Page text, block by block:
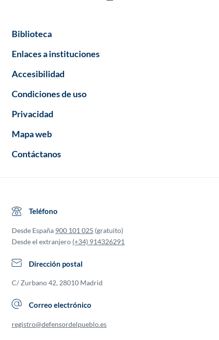
Biblioteca
Enlaces a instituciones
Accesibilidad
Condiciones de uso
Privacidad
Mapa web
Contáctanos
Teléfono
Desde España 900 101 025 (gratuito)
Desde el extranjero (+34) 914326291
Dirección postal
C/ Zurbano 42, 28010 Madrid
Correo electrónico
registro@defensordelpueblo.es